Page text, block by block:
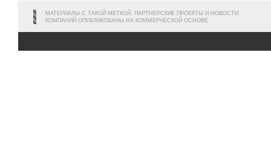
МАТЕРИАЛЫ С ТАКОЙ МЕТКОЙ, ПАРТНЕРСКИЕ ПРОЕКТЫ И НОВОСТИ
КОМПАНИЙ ОПУБЛИКОВАНЫ НА КОММЕРЧЕСКОЙ ОСНОВЕ